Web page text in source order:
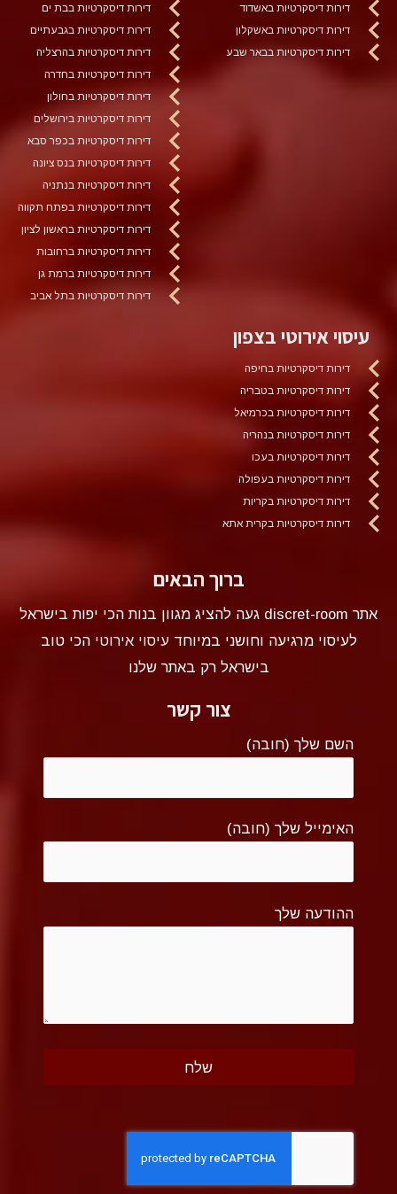
דירות דיסקרטיות באשדוד
דירות דיסקרטיות באשקלון
דירות דיסקרטיות בבאר שבע
דירות דיסקרטיות בבת ים
דירות דיסקרטיות בגבעתיים
דירות דיסקרטיות בהרצליה
דירות דיסקרטיות בחדרה
דירות דיסקרטיות בחולון
דירות דיסקרטיות בירושלים
דירות דיסקרטיות בכפר סבא
דירות דיסקרטיות בנס ציונה
דירות דיסקרטיות בנתניה
דירות דיסקרטיות בפתח תקווה
דירות דיסקרטיות בראשון לציון
דירות דיסקרטיות ברחובות
דירות דיסקרטיות ברמת גן
דירות דיסקרטיות בתל אביב
עיסוי אירוטי בצפון
דירות דיסקרטיות בחיפה
דירות דיסקרטיות בטבריה
דירות דיסקרטיות בכרמיאל
דירות דיסקרטיות בנהריה
דירות דיסקרטיות בעכו
דירות דיסקרטיות בעפולה
דירות דיסקרטיות בקריות
דירות דיסקרטיות בקרית אתא
ברוך הבאים
אתר discret-room געה להציג מגוון בנות הכי יפות בישראל
לעיסוי מרגיעה וחושני במיוחדעיסוי אירוטי הכי טוב
בישראל רק באתר שלנו
צור קשר
השם שלך (חובה)
האימייל שלך (חובה)
ההודעה שלך